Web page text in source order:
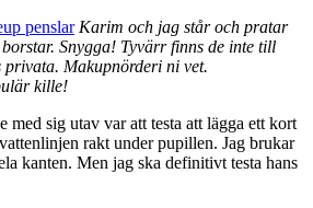
Karim och jag står och pratar
Snygga! Tyvärr finns de inte till
Makupnörderi ni vet.
kille!
med sig utav var att testa att lägga ett kort
rakt under pupillen. Jag brukar
kanten. Men jag ska definitivt testa hans